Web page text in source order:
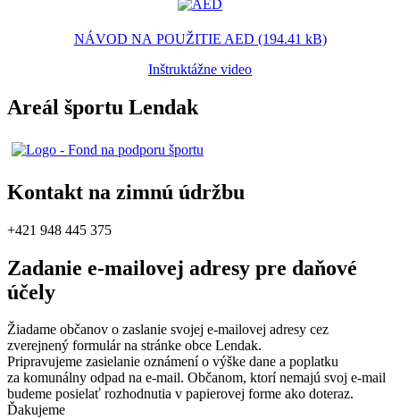
NÁVOD NA POUŽITIE AED (194.41 kB)
Inštruktážne video
Areál športu Lendak
Kontakt na zimnú údržbu
+421 948 445 375
Zadanie e-mailovej adresy pre daňové
účely
Žiadame občanov o zaslanie svojej e-mailovej adresy cez
zverejnený formulár na stránke obce Lendak.
Pripravujeme zasielanie oznámení o výške dane a poplatku
za komunálny odpad na e-mail. Občanom, ktorí nemajú svoj e-mail
budeme posielať rozhodnutia v papierovej forme ako doteraz.
Ďakujeme